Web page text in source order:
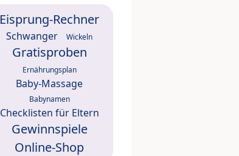
Eisprung-Rechner
Schwanger Wickeln
Gratisproben
Ernährungsplan
Baby-Massage
Babynamen
Checklisten für Eltern
Gewinnspiele
Online-Shop